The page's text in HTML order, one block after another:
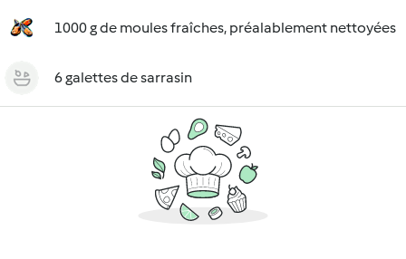
1000 g de moules fraîches, préalablement nettoyées
6 galettes de sarrasin